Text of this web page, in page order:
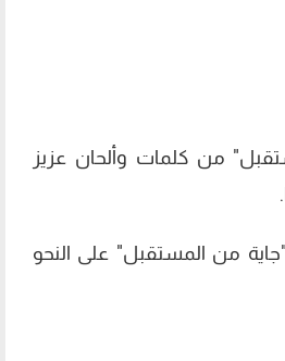
من كلمات وألحان عزيز
من المستقبل" على النحو